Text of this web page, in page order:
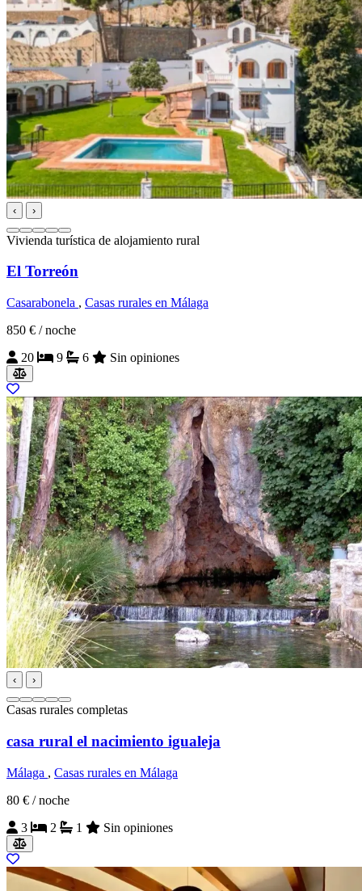
‹ ›
Vivienda turística de alojamiento rural
El Torreón
Casarabonela , Casas rurales en Málaga
850 € / noche
20
9 6 Sin opiniones
‹ ›
Casas rurales completas
casa rural el nacimiento igualeja
Málaga , Casas rurales en Málaga
80 € / noche
3
2 1 Sin opiniones